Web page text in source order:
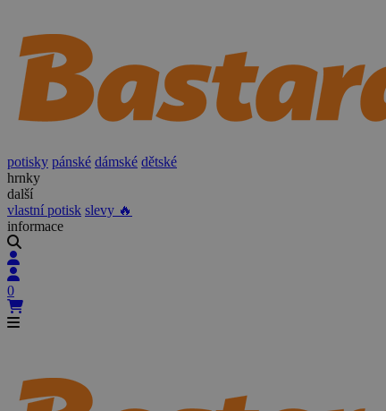
potisky pánské dámské dětské
hrnky
další
vlastní potisk slevy 🔥
informace
0